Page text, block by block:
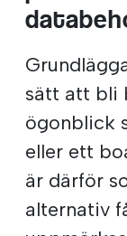
sätt att bli
ögonblick
eller ett
är därför
alternativ